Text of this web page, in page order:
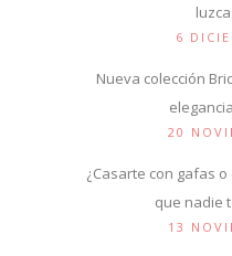
6
Nueva colección
20
¿Casarte con gafas
que nadie
13